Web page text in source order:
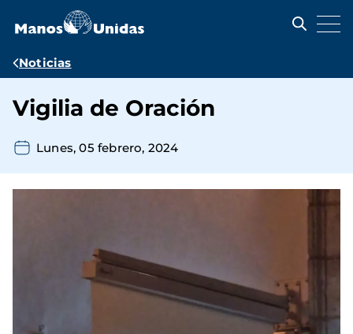
contenido
Ruta
navegación
Noticias
Vigilia de Oración
Lunes, 05 febrero, 2024